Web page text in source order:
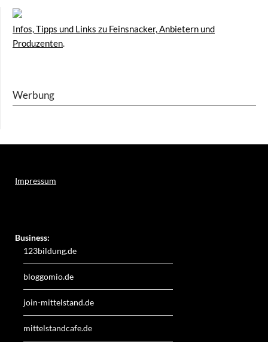
Infos, Tipps und Links zu Feinsnacker, Anbietern und
Produzenten.
Werbung
Impressum
Business:
123bildung.de
bloggomio.de
join-mittelstand.de
mittelstandcafe.de